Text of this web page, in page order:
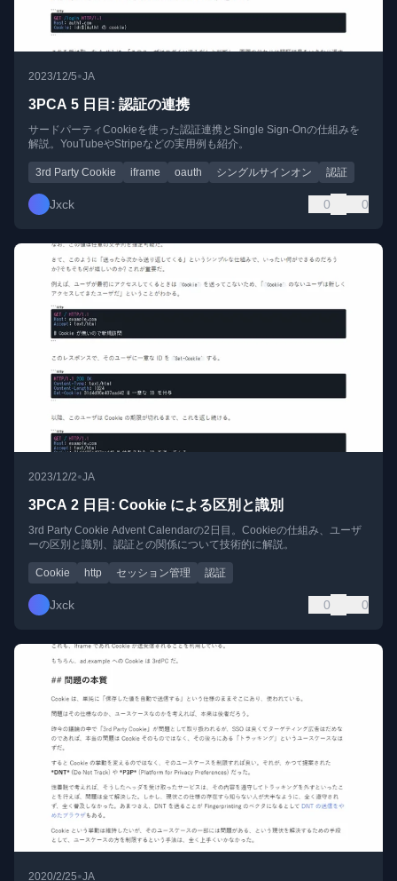
2023/12/5•JA
3PCA 5 日目: 認証の連携
サードパーティCookieを使った認証連携とSingle Sign-Onの仕組みを
解説。YouTubeやStripeなどの実用例も紹介。
3rd Party Cookie iframe oauth シングルサインオン 認証
Jxck 0 0
2023/12/2•JA
3PCA 2 日目: Cookie による区別と識別
3rd Party Cookie Advent Calendarの2日目。Cookieの仕組み、ユーザ
ーの区別と識別、認証との関係について技術的に解説。
Cookie http セッション管理 認証
Jxck 0 0
2020/2/25•JA